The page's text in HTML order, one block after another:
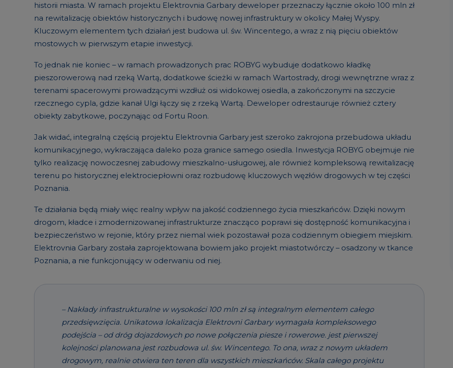
historii miasta. W ramach projektu Elektrovnia Garbary deweloper przeznaczy łącznie około 100 mln zł
na rewitalizację obiektów historycznych i budowę nowej infrastruktury w okolicy Małej Wyspy.
Kluczowym elementem tych działań jest budowa ul. św. Wincentego, a wraz z nią pięciu obiektów
mostowych w pierwszym etapie inwestycji.
To jednak nie koniec – w ramach prowadzonych prac ROBYG wybuduje dodatkowo kładkę
pieszorowerową nad rzeką Wartą, dodatkowe ścieżki w ramach Wartostrady, drogi wewnętrzne wraz z
terenami spacerowymi prowadzącymi wzdłuż osi widokowej osiedla, a zakończonymi na szczycie
rzecznego cypla, gdzie kanał Ulgi łączy się z rzeką Wartą. Deweloper odrestauruje również cztery
obiekty zabytkowe, poczynając od Fortu Roon.
Jak widać, integralną częścią projektu Elektrovnia Garbary jest szeroko zakrojona przebudowa układu
komunikacyjnego, wykraczająca daleko poza granice samego osiedla. Inwestycja ROBYG obejmuje nie
tylko realizację nowoczesnej zabudowy mieszkalno-usługowej, ale również kompleksową rewitalizację
terenu po historycznej elektrociepłowni oraz rozbudowę kluczowych węzłów drogowych w tej części
Poznania.
Te działania będą miały więc realny wpływ na jakość codziennego życia mieszkańców. Dzięki nowym
drogom, kładce i zmodernizowanej infrastrukturze znacząco poprawi się dostępność komunikacyjna i
bezpieczeństwo w rejonie, który przez niemal wiek pozostawał poza codziennym obiegiem miejskim.
Elektrovnia Garbary została zaprojektowana bowiem jako projekt miastotwórczy – osadzony w tkance
Poznania, a nie funkcjonujący w oderwaniu od niej.
– Nakłady infrastrukturalne w wysokości 100 mln zł są integralnym elementem całego
przedsięwzięcia. Unikatowa lokalizacja Elektrovni Garbary wymagała kompleksowego
podejścia – od dróg dojazdowych po nowe połączenia piesze i rowerowe. jest pierwszej
kolejności planowana jest rozbudowa ul. św. Wincentego. To ona, wraz z nowym układem
drogowym, realnie otwiera ten teren dla wszystkich mieszkańców. Skala całego projektu